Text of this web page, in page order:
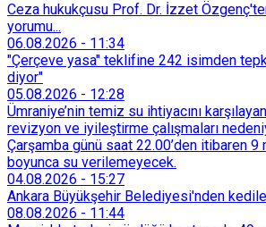
Ceza hukukçusu Prof. Dr. İzzet
yorumu...
06.08.2026 - 11:34
"Çerçeve yasa" teklifine 242 isimden
diyor"
05.08.2026 - 12:28
Ümraniye’nin temiz su ihtiyacını
revizyon ve iyileştirme çalışmaları
Çarşamba günü saat 22.00’den itibaren
boyunca su verilemeyecek.
04.08.2026 - 15:27
Ankara Büyükşehir Belediyesi'nden
08.08.2026 - 11:44